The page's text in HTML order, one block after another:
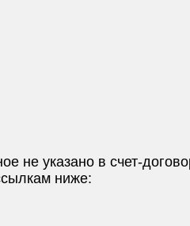
не указано в счет-
ниже: